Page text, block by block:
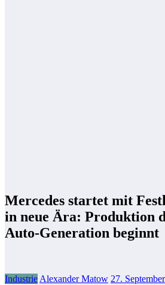
Mercedes startet mit
in neue Ära: Produktion
Auto-Generation beginnt
Industrie Alexander Matow 27.